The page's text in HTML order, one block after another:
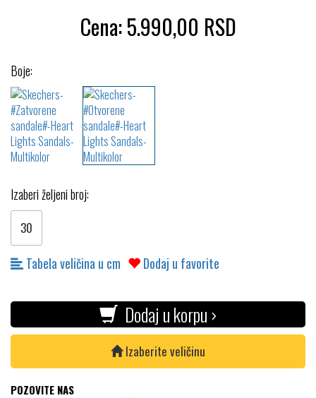
Cena:5.990,00 RSD
Boje:
Izaberi željeni broj:
30
Tabela veličina u cm Dodaj u favorite
Dodaj u korpu ›
Izaberite veličinu
POZOVITE NAS